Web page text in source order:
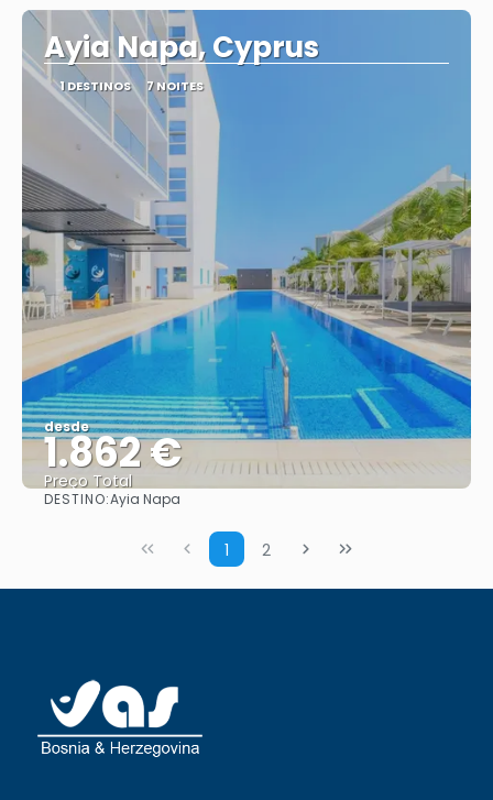
Ayia Napa, Cyprus
1 DESTINOS 7 NOITES
desde
1.862 €
Preço Total
DESTINO:Ayia Napa
1 2